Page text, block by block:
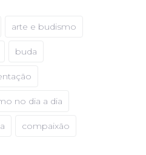
arte e budismo
buda
no dia a dia
compaixão